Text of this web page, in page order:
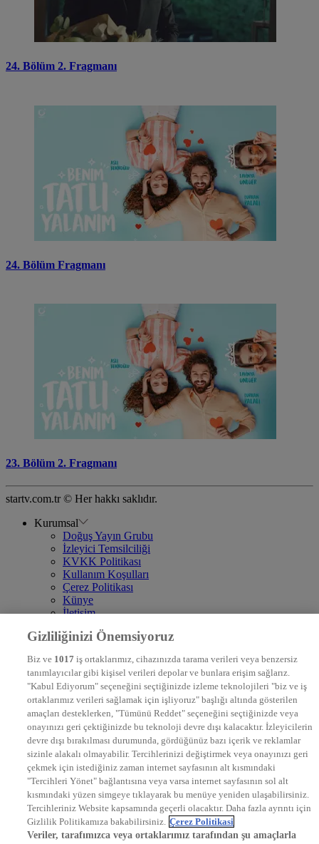
24. Bölüm 2. Fragmanı
24. Bölüm Fragmanı
23. Bölüm 2. Fragmanı
startv.com.tr © Her hakkı saklıdır.
Kurumsal
Doğuş Yayın Grubu
İzleyici Temsilciliği
KVKK Politikası
Kullanım Koşulları
Çerez Politikası
Künye
İletişim
DYG Televizyonlar
STAR
EURO STAR
KRAL POP TV
DYG Radyolar
NTV RADYO
KRAL FM
KRAL POP
EKSEN
VOYAGE
DYG Dijital
ntv.com.tr
ntvspor.net
secim.ntv.com.tr
startv.com.tr
Gizliliğinizi Önemsiyoruz
Biz ve 1017 iş ortaklarımız, cihazınızda tarama verileri veya benzersiz
tanımlayıcılar gibi kişisel verileri depolar ve bunlara erişim sağlarız.
"Kabul Ediyorum" seçeneğini seçtiğinizde izleme teknolojileri "biz ve iş
ortaklarımız verileri sağlamak için işliyoruz" başlığı altında gösterilen
amaçları desteklerken, "Tümünü Reddet" seçeneğini seçtiğinizde veya
onayınızı geri çektiğinizde bu teknoloji devre dışı kalacaktır. İzleyicilerin
devre dışı bırakılması durumunda, gördüğünüz bazı içerik ve reklamlar
sizinle alakalı olmayabilir. Tercihlerinizi değiştirmek veya onayınızı geri
çekmek için istediğiniz zaman internet sayfasının alt kısmındaki
"Tercihleri Yönet" bağlantısına veya varsa internet sayfasının sol alt
kısmındaki yüzen simgeye tıklayarak bu menüye yeniden ulaşabilirsiniz.
Tercihleriniz Website kapsamında geçerli olacaktır. Daha fazla ayrıntı için
Gizlilik Politikamıza bakabilirsiniz. Çerez Politikasi
Veriler, tarafımızca veya ortaklarımız tarafından şu amaçlarla